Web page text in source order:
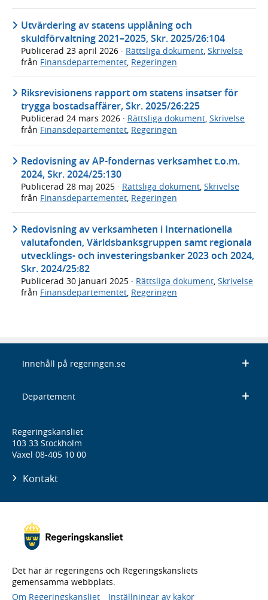
Utvärdering av statens upplåning och
skuldförvaltning 2021–2025, Skr. 2025/26:104
Publicerad 23 april 2026 · Rättsliga dokument Skrivelse
från Finansdepartementet Regeringen
Riksrevisionens rapport om statens insatser för
trygga bostadsaffärer, Skr. 2025/26:225
Publicerad 24 mars 2026 · Rättsliga dokument, Skrivelse
från Finansdepartementet, Regeringen
Redovisning av AP-fondernas verksamhet t.o.m.
2024, Skr. 2024/25:130
Publicerad 28 maj 2025 · Rättsliga dokument, Skrivelse
från Finansdepartementet, Regeringen
Redovisning av verksamheten i Internationella
valutafonden, Världsbanksgruppen samt regionala
utvecklings- och investeringsbanker 2023 och 2024,
Skr. 2024/25:82
Publicerad 30 januari 2025 · Rättsliga dokument Skrivelse
från Finansdepartementet Regeringen
Innehåll på regeringen.se
Departement
Regeringskansliet
103 33 Stockholm
Växel 08-405 10 00
Kontakt
Det här är regeringens och Regeringskansliets
gemensamma webbplats.
Om Regeringskansliet
Inställningar av kakor